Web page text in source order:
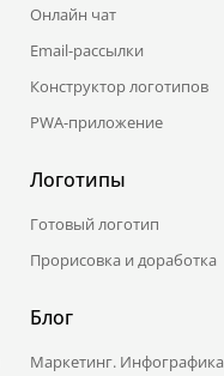
Онлайн чат
Email-рассылки
Конструктор логотипов
PWA-приложение
Логотипы
Готовый логотип
Прорисовка и доработка
Блог
Маркетинг. Инфографика